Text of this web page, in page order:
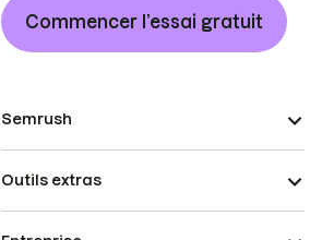
Commencer l’essai gratuit
Semrush
Outils extras